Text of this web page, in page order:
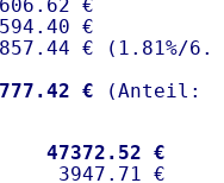
€
€
€ ( 1.81%/
€
47372.52 €